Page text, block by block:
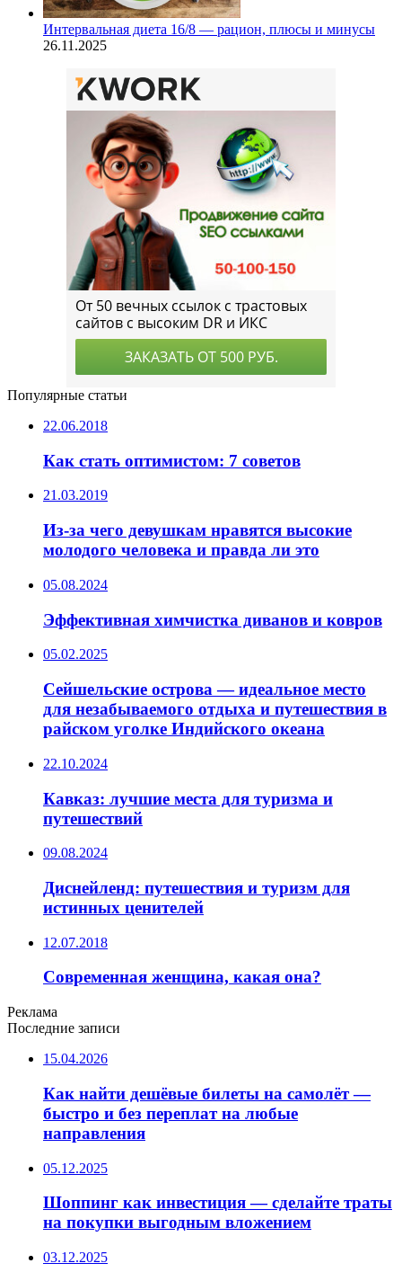
Интервальная диета 16/8 — рацион, плюсы и минусы
26.11.2025
Популярные статьи
22.06.2018
Как стать оптимистом: 7 советов
21.03.2019
Из-за чего девушкам нравятся высокие
молодого человека и правда ли это
05.08.2024
Эффективная химчистка диванов и ковров
05.02.2025
Сейшельские острова — идеальное место
для незабываемого отдыха и путешествия в
райском уголке Индийского океана
22.10.2024
Кавказ: лучшие места для туризма и
путешествий
09.08.2024
Диснейленд: путешествия и туризм для
истинных ценителей
12.07.2018
Современная женщина, какая она?
Реклама
Последние записи
15.04.2026
Как найти дешёвые билеты на самолёт —
быстро и без переплат на любые
направления
05.12.2025
Шоппинг как инвестиция — сделайте траты
на покупки выгодным вложением
03.12.2025